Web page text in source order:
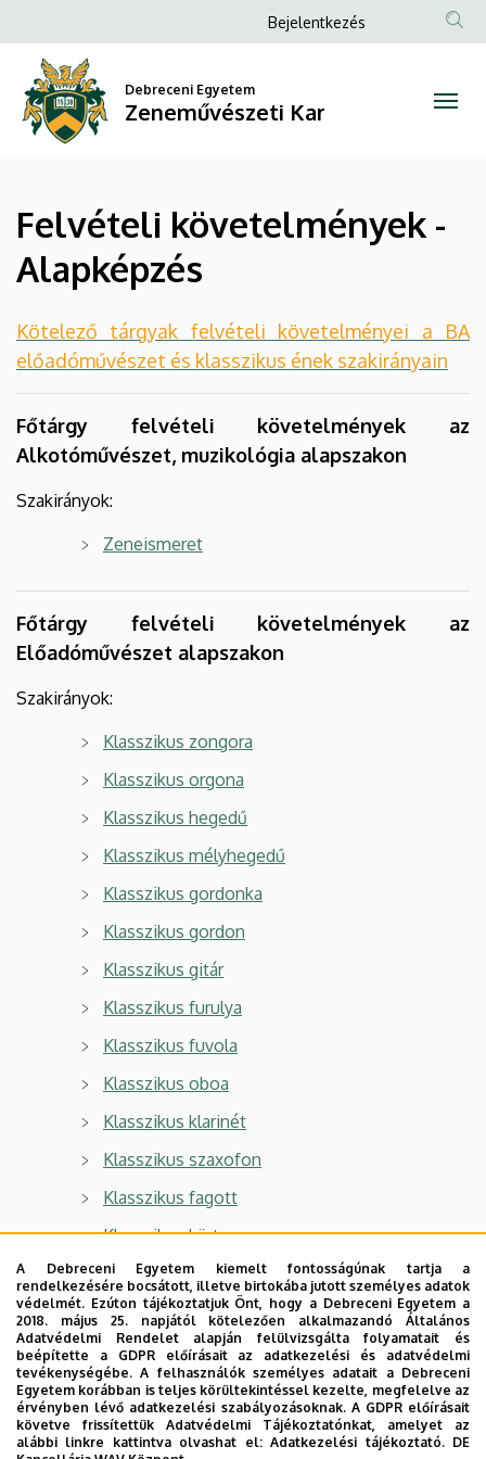
követelmények
Alapképzés
Zeneművészeti
Kar
a
tartalomra
Anonim
menüje
Bejelentkezés
Debreceni Egyetem
Zeneművészeti Kar
Felvételi követelmények -
Alapképzés
Kötelező tárgyak felvételi követelményei a BA
előadóművészet és klasszikus ének szakirányain
Főtárgy felvételi követelmények az
Alkotóművészet, muzikológia alapszakon
Szakirányok:
Zeneismeret
Főtárgy felvételi követelmények az
Előadóművészet alapszakon
Szakirányok:
Klasszikus zongora
Klasszikus orgona
Klasszikus hegedű
Klasszikus mélyhegedű
Klasszikus gordonka
Klasszikus gordon
Klasszikus gitár
Klasszikus furulya
Klasszikus fuvola
Klasszikus oboa
Klasszikus klarinét
Klasszikus szaxofon
Klasszikus fagott
Klasszikus kürt
Klasszikus trombita
Klasszikus harsona
Klasszikus tuba
Klasszikus ütőhangszer
Klasszikus ének
A Debreceni Egyetem kiemelt fontosságúnak tartja a
rendelkezésére bocsátott, illetve birtokába jutott személyes adatok
védelmét. Ezúton tájékoztatjuk Önt, hogy a Debreceni Egyetem a
2018. május 25. napjától kötelezően alkalmazandó Általános
Adatvédelmi Rendelet alapján felülvizsgálta folyamatait és
beépítette a GDPR előírásait az adatkezelési és adatvédelmi
tevékenységébe. A felhasználók személyes adatait a Debreceni
Egyetem korábban is teljes körültekintéssel kezelte, megfelelve az
érvényben lévő adatkezelési szabályozásoknak. A GDPR előírásait
követve frissítettük Adatvédelmi Tájékoztatónkat, amelyet az
alábbi linkre kattintva olvashat el:Adatkezelési tájékoztató. DE